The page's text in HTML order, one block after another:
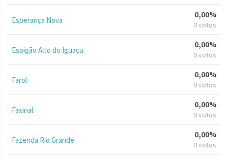
Esperança Nova
0,00%
0 votos
Espigão Alto do Iguaçu
0,00%
0 votos
Farol
0,00%
0 votos
Faxinal
0,00%
0 votos
Fazenda Rio Grande
0,00%
0 votos